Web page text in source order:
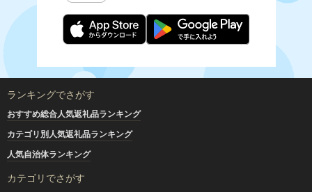
ランキングでさがす
おすすめ総合人気返礼品ランキング
カテゴリ別人気返礼品ランキング
人気自治体ランキング
カテゴリでさがす